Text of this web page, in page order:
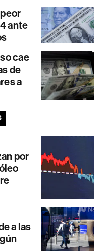
ante
cae
de
a
por
a las